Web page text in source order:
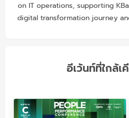
on IT operations, supporting
digital transformation journey
อีเว้นท์ที่ใกล้เ